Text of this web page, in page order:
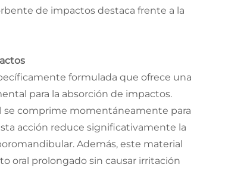
de impactos destaca frente a la
formulada que ofrece una
para la absorción de impactos.
se comprime momentáneamente para
acción reduce significativamente la
Además, este material
oral prolongado sin causar irritación